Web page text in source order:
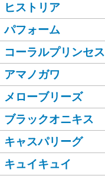
ヒストリア
パフォーム
コーラルプリンセス
アマノガワ
メローブリーズ
ブラックオニキス
キャスパリーグ
キュイキュイ